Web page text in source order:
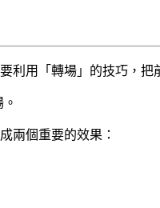
利用「轉場」的技巧，
兩個重要的效果：